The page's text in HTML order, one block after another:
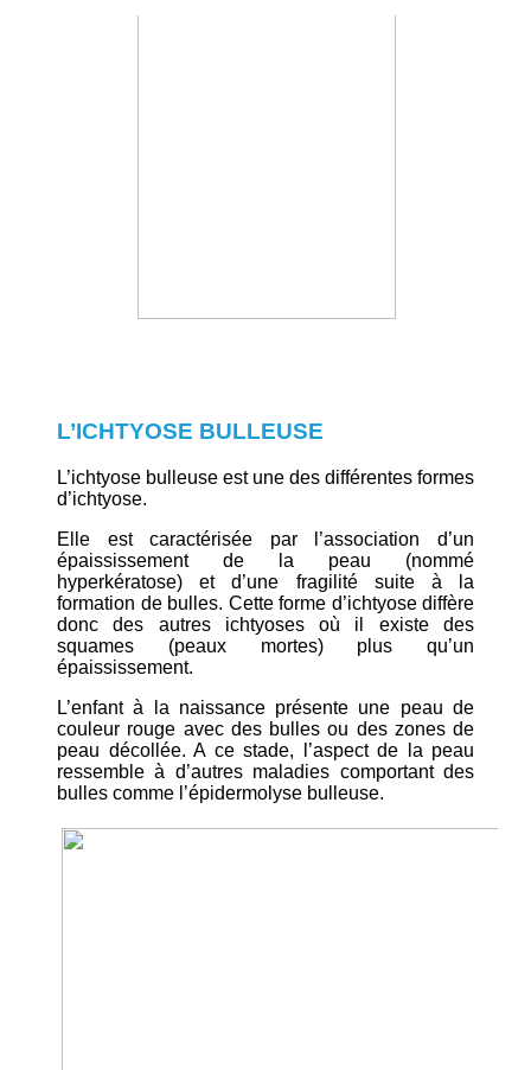
L’ICHTYOSE BULLEUSE
L’ichtyose bulleuse est une des différentes formes
d’ichtyose.
Elle est caractérisée par l’association d’un
épaississement de la peau (nommé
hyperkératose) et d’une fragilité suite à la
formation de bulles. Cette forme d’ichtyose diffère
donc des autres ichtyoses où il existe des
squames (peaux mortes) plus qu’un
épaississement.
L’enfant à la naissance présente une peau de
couleur rouge avec des bulles ou des zones de
peau décollée. A ce stade, l’aspect de la peau
ressemble à d’autres maladies comportant des
bulles comme l’épidermolyse bulleuse.